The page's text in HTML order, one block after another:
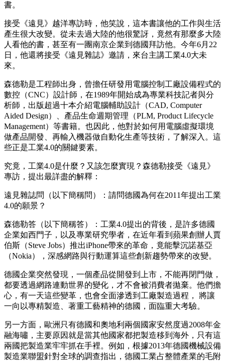
書。
接受《遠見》越洋專訪時，他笑說，這本書讓他的工作與生活
產生很大改變。從未去過大陸的他很驚訝，竟然有那麼多大陸
人看他的書，甚至有一團南京企業到德國拜訪他。今年6月22
日，他還將接受《遠見雜誌》邀請，來台主講工業4.0大未
來。
森德勒是工程師出身，曾擔任研發用電腦控制工廠設備程式的
數控（CNC）設計師，在1989年開始成為專業科技記者與分
析師，出版超過十本介紹電腦輔助設計（CAD, Computer
Aided Design）、產品生命週期管理（PLM, Product Lifecycle
Management）等書籍。也因此，他對於如何用電腦虛擬環境
做產品開發、再輸入機器做自動化生產等技術，了解深入。這
些正是工業4.0的關鍵要素。
究竟，工業4.0是什麼？又該怎麼實現？森德勒接受《遠見》
專訪，提出最詳盡的解釋：
遠見雜誌問（以下簡稱問）：請問德國為何在2011年提出工業
4.0的願景？
森德勒答（以下簡稱答）：工業4.0提出的背後，是許多德國
企業如西門子，以及專業研究學者，在近年看到蘋果創辦人賈
伯斯（Steve Jobs）推出iPhone帶來的革命，竟能擊沉諾基亞
（Nokia），深感網路與行動運算這些創新趨勢帶來的改變。
德國企業突然發現，一個產品從開發到上市，不能再閉門做，
都要透過網路連動世界的變化，才不會被消費者拋棄。他們擔
心，有一天這些變革，也會全面滲透到工廠製造過程， 將讓
一向以專精製造、著重工藝精神的德國，面臨重大考驗。
另一方面，歐洲只有德國和奧地利兩個國家安然度過2008年金
融海嘯，主要原因就是當其他國家都把製造移到海外，只有這
兩國把製造業牢牢抓在手裡。例如，根據2013年德國機械設備
製造業聯盟針對全球的調查指出，德國工業占整體產業的毛附